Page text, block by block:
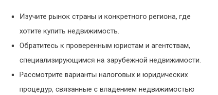
Изучите рынок страны и конкретного региона, где
хотите купить недвижимость.
Обратитесь к проверенным юристам и агентствам,
специализирующимся на зарубежной недвижимости.
Рассмотрите варианты налоговых и юридических
процедур, связанные с владением недвижимостью